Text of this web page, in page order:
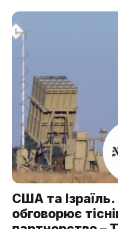
США та
обговорює